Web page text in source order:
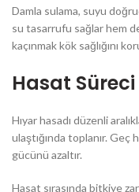
Damla sulama, suyu
su tasarrufu sağlar hem
kaçınmak kök sağlığını
Hasat Süreci
Hıyar hasadı düzenli
ulaştığında toplanır.
gücünü azaltır.
Hasat sırasında bitkiye